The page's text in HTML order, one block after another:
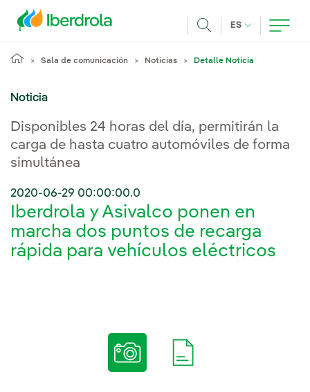
ES IDIOMA
Sala de comunicación Noticias Detalle Noticia
Noticia
Disponibles 24 horas del día, permitirán la
carga de hasta cuatro automóviles de forma
simultánea
2020-06-29 00:00:00.0
Iberdrola y Asivalco ponen en
marcha dos puntos de recarga
rápida para vehículos eléctricos